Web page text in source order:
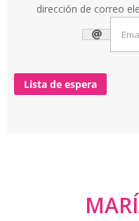
dirección de correo
Lista de espera